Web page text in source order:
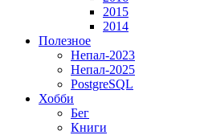
2015
2014
Полезное
Непал-2023
Непал-2025
PostgreSQL
Хобби
Бег
Книги